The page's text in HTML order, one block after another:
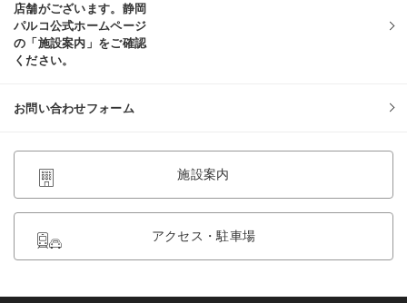
店舗がございます。静岡
パルコ公式ホームページ
の「施設案内」をご確認
ください。
お問い合わせフォーム
施設案内
アクセス・駐車場